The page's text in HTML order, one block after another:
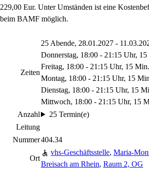
229,00 Eur. Unter Umständen ist eine
beim BAMF möglich.
Zeiten
25 Abende, 28.01.2027 -
Donnerstag, 18:00 - 21:15 Uhr, 15
Freitag, 18:00 - 21:15 Uhr, 15
Montag, 18:00 - 21:15 Uhr, 15
Dienstag, 18:00 - 21:15 Uhr, 15
Mittwoch, 18:00 - 21:15 Uhr, 15
Anzahl
25 Termin(e)
Leitung
Nummer404.34
Ort
vhs-Geschäftsstelle, Maria-
Breisach am Rhein, Raum 2, OG